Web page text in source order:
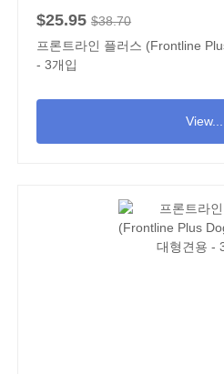
$25.95 $38.70
프론트라인 플러스 (Frontline
- 3개입
View...